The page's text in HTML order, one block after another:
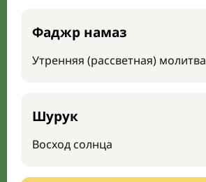
Фаджр намаз
Утренняя (рассветная) молитва
Шурук
Восход солнца